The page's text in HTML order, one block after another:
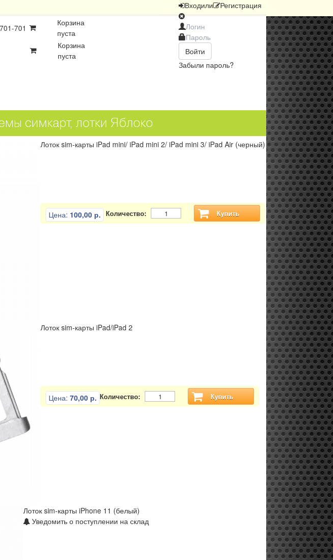
Входили Регистрация
Войти
Забыли пароль?
701
Корзина
пуста
Корзина
пуста
симкарт, лотки Яблоко
Лоток sim-карты iPad mini/ iPad mini 2/ iPad mini 3/ iPad Air (черный)
Цена: 100,00 р. Количество: Купить
Лоток sim-карты iPad/iPad 2
Цена: 70,00 р. Количество: Купить
Лоток sim-карты iPhone 11 (белый)
Уведомить о поступлении на склад